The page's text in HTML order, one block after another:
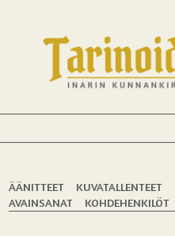
ÄÄNITTEET KUVATALLENTEET
AVAINSANAT
KOHDEHENKILÖT